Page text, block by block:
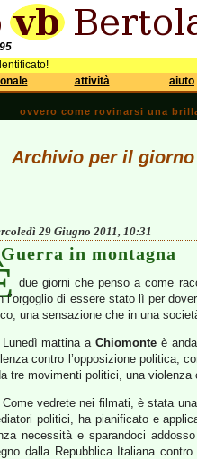
attività aiuto
ovvero come rovinarsi una
Archivio per il giorno
29 Giugno 2011, 10:31
Guerra in montagna
due giorni che penso a come
l’orgoglio di essere stato lì per
una sensazione che in una
Lunedì mattina aChiomonte è
contro l’opposizione politica,
tre movimenti politici, una
Come vedrete nei filmati, è stata
politici, ha pianificato e
necessità e sparandoci
dalla Repubblica Italiana